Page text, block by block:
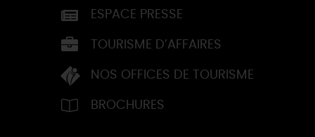
ESPACE PRESSE
TOURISME D’AFFAIRES
NOS OFFICES DE TOURISME
BROCHURES